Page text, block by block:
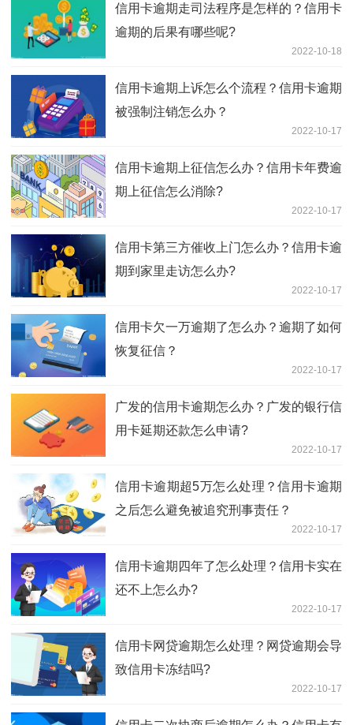
信用卡逾期走司法程序是怎样的？信用卡
逾期的后果有哪些呢?
2022-10-18
信用卡逾期上诉怎么个流程？信用卡逾期
被强制注销怎么办？
2022-10-17
信用卡逾期上征信怎么办？信用卡年费逾
期上征信怎么消除?
2022-10-17
信用卡第三方催收上门怎么办？信用卡逾
期到家里走访怎么办?
2022-10-17
信用卡欠一万逾期了怎么办？逾期了如何
恢复征信？
2022-10-17
广发的信用卡逾期怎么办？广发的银行信
用卡延期还款怎么申请?
2022-10-17
信用卡逾期超5万怎么处理？信用卡逾期
之后怎么避免被追究刑事责任？
2022-10-17
信用卡逾期四年了怎么处理？信用卡实在
还不上怎么办?
2022-10-17
信用卡网贷逾期怎么处理？网贷逾期会导
致信用卡冻结吗?
2022-10-17